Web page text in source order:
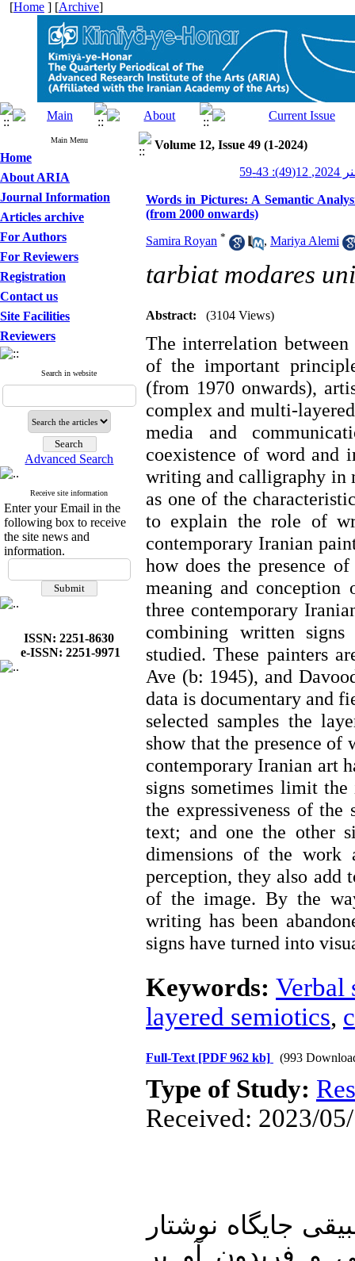
[Home ] [Archive]
Main Menu
Home
About ARIA
Journal Information
Articles archive
For Authors
For Reviewers
Registration
Contact us
Site Facilities
Reviewers
Search in website
Advanced Search
Receive site information
Enter your Email in the
following box to receive
the site news and
information.
ISSN: 2251-8630
e-ISSN: 2251-9971
Volume 12, Issue 49 (1-2024)
59
Words in Pictures: A Semantic
(from 2000 onwards)
Samira Royan * , Mariya Alemi
tarbiat modares
Abstract: (3104 Views)
The interrelation
of the important
(from 1970 onwards),
complex and multi-
media and
coexistence of word and
writing and calligraphy in
as one of the
to explain the role of
contemporary Iranian
how does the presence
meaning and
three contemporary
combining written
studied. These painters
Ave (b: 1945), and
data is documentary and
selected samples the
show that the presence
contemporary Iranian art
signs sometimes limit
the expressiveness of
text; and one the other
dimensions of the work
perception, they also
of the image. By the
writing has been
signs have turned into
Keywords: Verbal
layered semiotics,
Full-Text [PDF 962 kb] (993
Type of Study:
Received: 2023/
تحلیل تطبیقی جایگاه نوشتار